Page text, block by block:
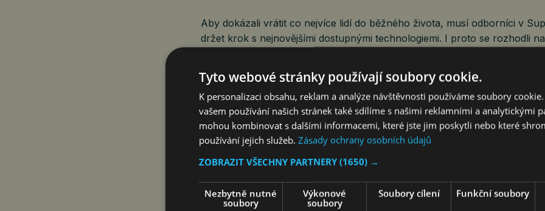
Aby dokázali vrátit co nejvíce lidí do běžného života, musí odborníci v
držet krok s nejnovějšími dostupnými technologiemi. I proto se rozhodli
zareagovat na ty nejpalčivější potřeby včetně záchrany lidských životů,”
Štefek, obchodní ředitel 3Dees Industries. „Spolupráce se Superhumans
že jsme měli možnost se již několikrát na vlastní oči přesvědčit o
práce na životy válkou postižených lidí“. Nově dodaná technologie
výrobu vysoce specifických a customizovaných částí protéz jako jsou
pacientů. Do konce války se toto číslo však může mnohonásobně zvýšit.
Superhumans Center jsou amputované končetiny v současnosti
Tyto webové stránky používají soubory cookie.
K personalizaci obsahu, reklam a analýze návštěvnosti používáme soubory
vašem používání našich stránek také sdílíme s našimi reklamními a analytickými
mohou kombinovat s dalšími informacemi, které jste jim poskytli nebo které
používání jejich služeb. Zásady ochrany osobních údajů
ZOBRAZIT VŠECHNY PARTNERY (1650) →
Nezbytně nutné
soubory
Výkonové
soubory
Soubory cílení Funkční soubory